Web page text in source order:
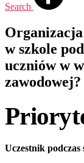
Search
w szkole
uczniów w
zawodowej?
Uczestnik podczas